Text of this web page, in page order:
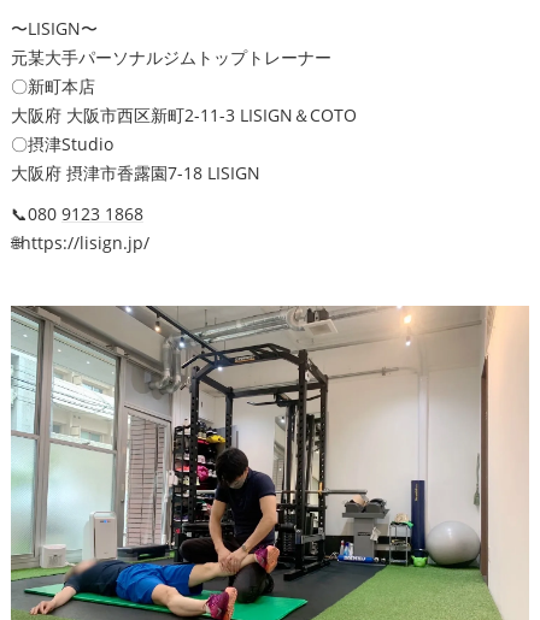
〜LISIGN〜
元某大手パーソナルジムトップトレーナー
〇新町本店
大阪府 大阪市西区新町2-11-3 LISIGN＆COTO
〇摂津Studio
大阪府 摂津市香露園7-18 LISIGN
📞080 9123 1868
🌐https://lisign.jp/